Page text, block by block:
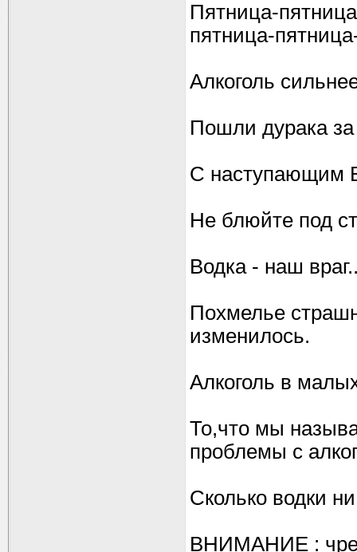
Пятница-
пятница-
Алкоголь
Пошли дурака за
С наступающим
Не блюйте под
Водка - наш
Похмелье
изменилось.
Алкоголь в
То,что мы
проблемы с
Сколько водки
ВНИМАНИЕ :